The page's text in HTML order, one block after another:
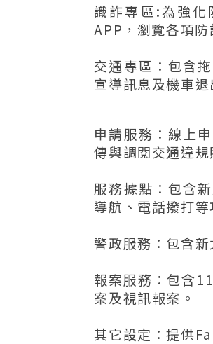
識詐專區:為強化
APP，瀏覽各項
交通專區：包含
宣導訊息及機車退
申請服務：線上
傳與調閱交通違規
服務據點：包含
導航、電話撥打等
警政服務：包含
報案服務：包含
案及視訊報案。
其它設定：提供